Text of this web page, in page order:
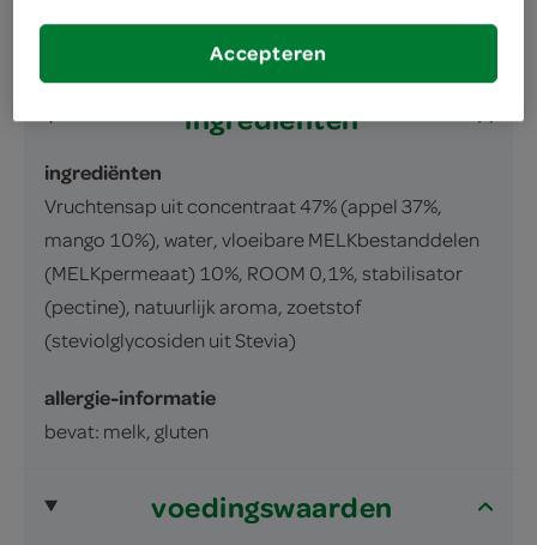
ingrediënten
ingrediënten
Vruchtensap uit concentraat 47% (appel 37%,
mango 10%), water, vloeibare MELKbestanddelen
(MELKpermeaat) 10%, ROOM 0,1%, stabilisator
(pectine), natuurlijk aroma, zoetstof
(steviolglycosiden uit Stevia)
allergie-informatie
bevat: melk, gluten
voedingswaarden
Accepteren